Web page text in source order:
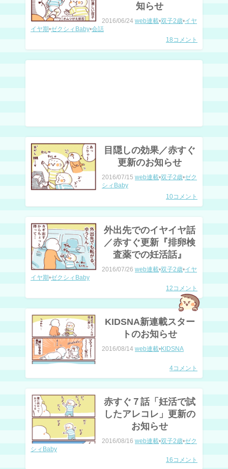
知らせ
2016/06/24 web連載•双子2歳•イヤ
イヤ期•ゼクシィBaby•会話
18コメント
目隠しの効果／赤すぐ
更新のお知らせ
2016/07/15 web連載•双子2歳•ゼク
シィBaby
10コメント
外出先でのイヤイヤ話
／赤すぐ更新『排卵検
査薬での妊活話』
2016/07/26 web連載•双子2歳•イヤ
イヤ期•ゼクシィBaby
12コメント
KIDSNA新連載スター
トのお知らせ
2016/08/14 web連載•KIDSNA
4コメント
赤すぐ７話「妊活で試
したアレコレ」更新の
お知らせ
2016/08/16 web連載•双子2歳•ゼク
シィBaby
16コメント